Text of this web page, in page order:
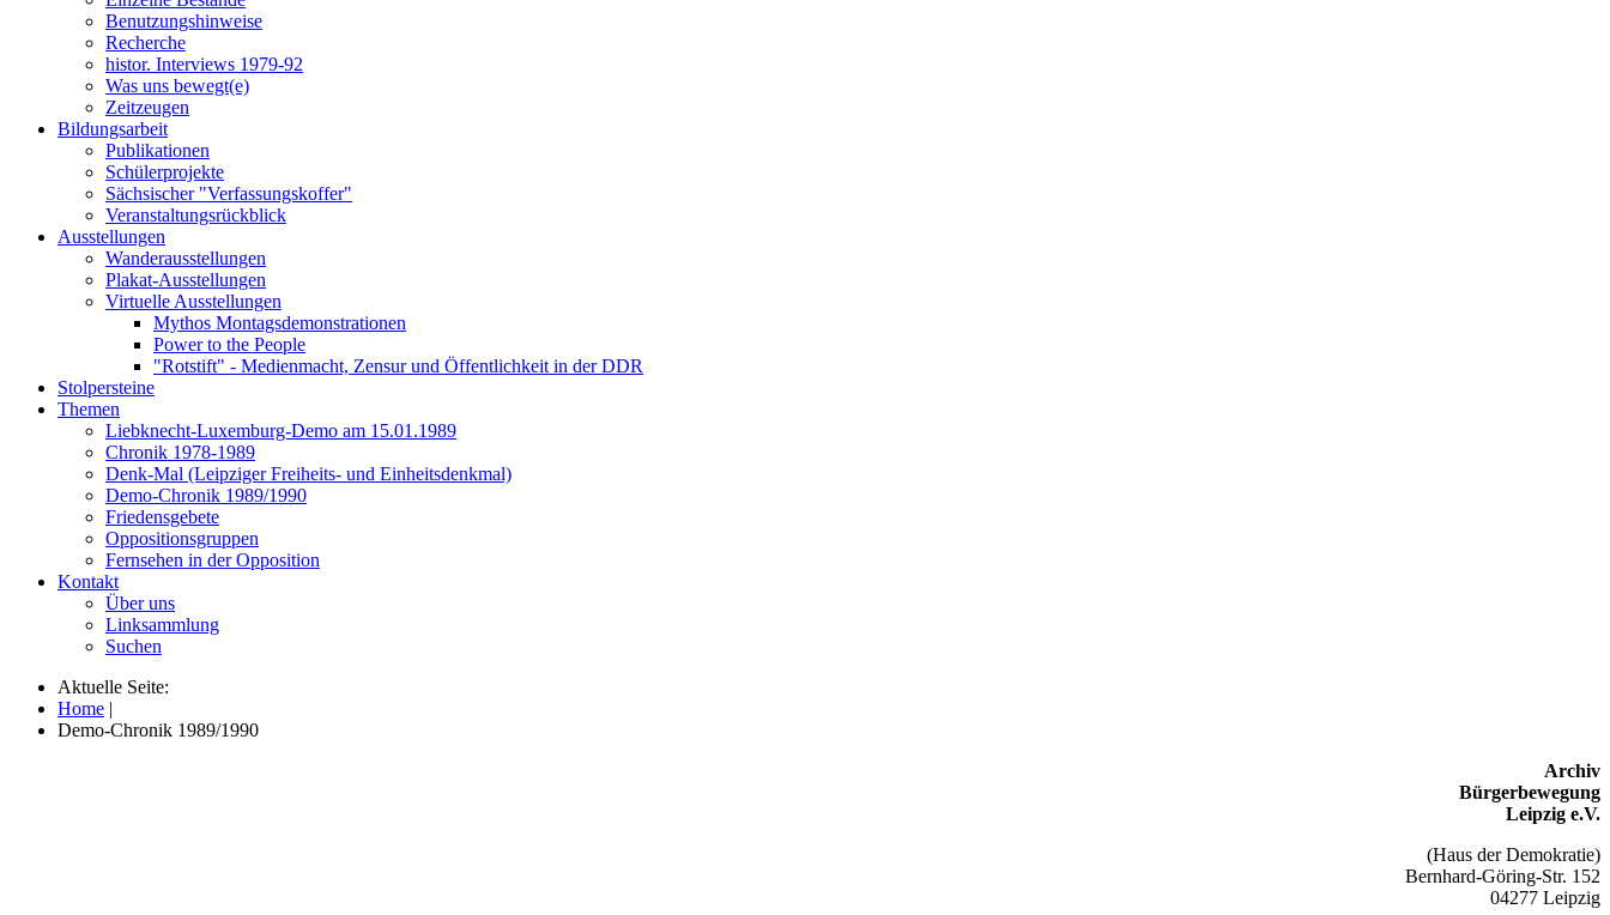
Benutzungshinweise
Recherche
histor. Interviews 1979-92
Was uns bewegt(e)
Zeitzeugen
Bildungsarbeit
Publikationen
Schülerprojekte
Sächsischer "Verfassungskoffer"
Veranstaltungsrückblick
Ausstellungen
Wanderausstellungen
Plakat-Ausstellungen
Virtuelle Ausstellungen
Mythos Montagsdemonstrationen
Power to the People
"Rotstift" - Medienmacht, Zensur und Öffentlichkeit in der DDR
Stolpersteine
Themen
Liebknecht-Luxemburg-Demo am 15.01.1989
Chronik 1978-1989
Denk-Mal (Leipziger Freiheits- und Einheitsdenkmal)
Demo-Chronik 1989/1990
Friedensgebete
Oppositionsgruppen
Fernsehen in der Opposition
Kontakt
Über uns
Linksammlung
Suchen
Aktuelle Seite:
Home |
Demo-Chronik 1989/1990
Archiv
Bürgerbewegung
Leipzig e.V.
(Haus der Demokratie)
Bernhard-Göring-Str. 152
04277 Leipzig